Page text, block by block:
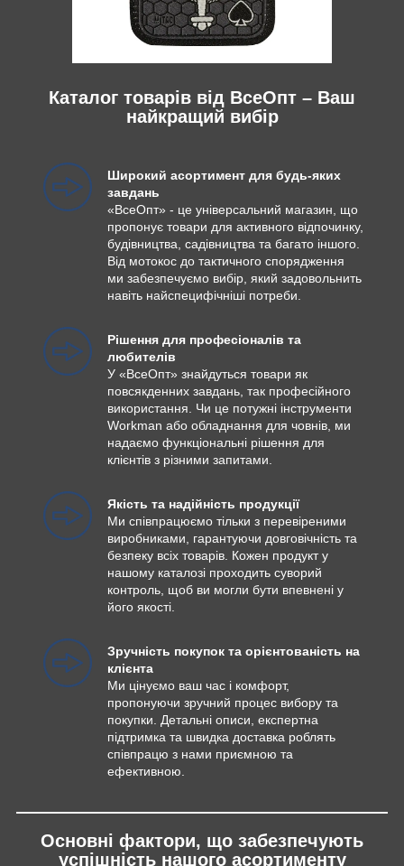
Каталог товарів від ВсеОпт – Ваш
найкращий вибір
Широкий асортимент для будь-яких
завдань
«ВсеОпт» - це універсальний магазин, що
пропонує товари для активного відпочинку,
будівництва, садівництва та багато іншого.
Від мотокос до тактичного спорядження
ми забезпечуємо вибір, який задовольнить
навіть найспецифічніші потреби.
Рішення для професіоналів та
любителів
У «ВсеОпт» знайдуться товари як
повсякденних завдань, так професійного
використання. Чи це потужні інструменти
Workman або обладнання для човнів, ми
надаємо функціональні рішення для
клієнтів з різними запитами.
Якість та надійність продукції
Ми співпрацюємо тільки з перевіреними
виробниками, гарантуючи довговічність та
безпеку всіх товарів. Кожен продукт у
нашому каталозі проходить суворий
контроль, щоб ви могли бути впевнені у
його якості.
Зручність покупок та орієнтованість на
клієнта
Ми цінуємо ваш час і комфорт,
пропонуючи зручний процес вибору та
покупки. Детальні описи, експертна
підтримка та швидка доставка роблять
співпрацю з нами приємною та
ефективною.
Основні фактори, що забезпечують
успішність нашого асортименту